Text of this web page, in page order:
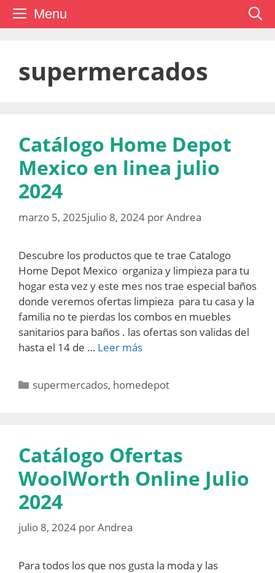
Saltar Menu
supermercados
Catálogo Home Depot
Mexico en linea julio
2024
marzo 5, 2025julio 8, 2024 porAndrea
Descubre los productos que te trae Catalogo
Home Depot Mexico organiza y limpieza para tu
hogar esta vez y este mes nos trae especial baños
donde veremos ofertas limpieza para tu casa y la
familia no te pierdas los combos en muebles
sanitarios para baños . las ofertas son validas del
hasta el 14 de … Leer más
Categorías
supermercados, homedepot
Catálogo Ofertas
WoolWorth Online Julio
2024
julio 8, 2024 porAndrea
Para todos los que nos gusta la moda y las